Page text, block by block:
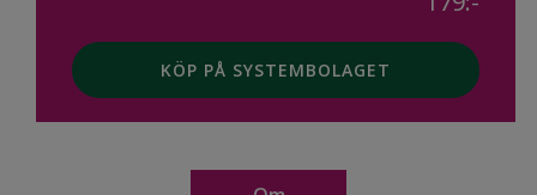
KÖP PÅ SYSTEMBOLAGET